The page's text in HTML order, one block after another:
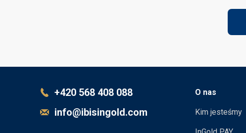
+420 568 408 088
info@ibisingold.com
O nas
Kim jesteśmy